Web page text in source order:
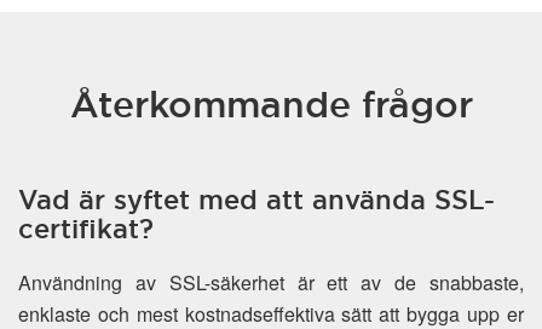
Återkommande frågor
Vad är syftet med att använda SSL-
certifikat?
Användning av SSL-säkerhet är ett av de snabbaste,
enklaste och mest kostnadseffektiva sätt att bygga upp er